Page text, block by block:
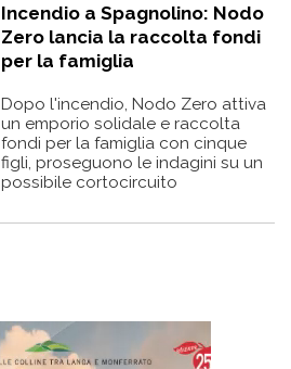
Incendio a Spagnolino: Nodo
Zero lancia la raccolta fondi
per la famiglia
Dopo l'incendio, Nodo Zero attiva
un emporio solidale e raccolta
fondi per la famiglia con cinque
figli, proseguono le indagini su un
possibile cortocircuito